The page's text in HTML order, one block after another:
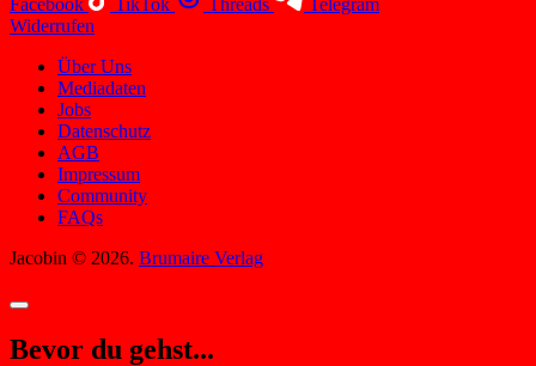
Widerrufen
Über Uns
Mediadaten
Jobs
Datenschutz
AGB
Impressum
Community
FAQs
Jacobin © 2026. Brumaire Verlag
Bevor du gehst...